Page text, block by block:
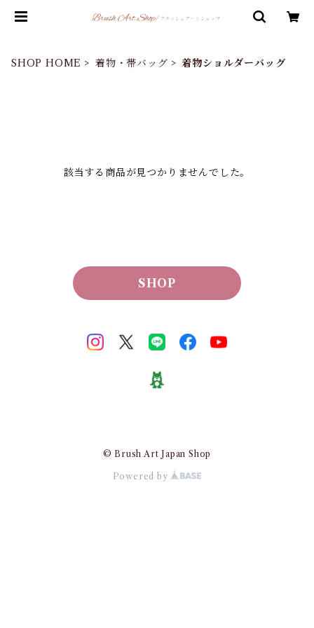
SHOP HOME 着物・帯バッグ 着物ショルダーバッグ
該当する商品が見つかりませんでした。
SHOP
© Brush Art Japan Shop
Powered by